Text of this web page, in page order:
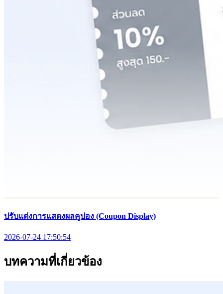
ปรับแต่งการแสดงผลคูปอง (Coupon Display)
2026-07-24 17:50:54
บทความที่เกี่ยวข้อง